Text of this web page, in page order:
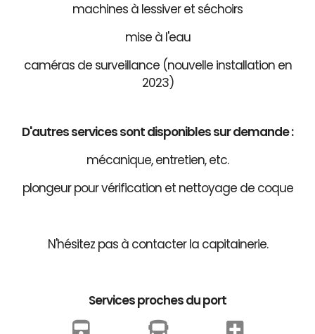
machines à lessiver et séchoirs
mise à l'eau
caméras de surveillance (nouvelle installation en
2023)
D'autres services sont disponibles sur demande :
mécanique, entretien, etc.
plongeur pour vérification et nettoyage de coque
N'hésitez pas à contacter la capitainerie.
Services proches du port